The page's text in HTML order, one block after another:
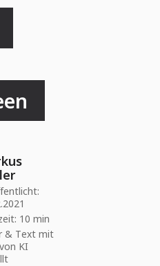
10 min
& Text mit
KI